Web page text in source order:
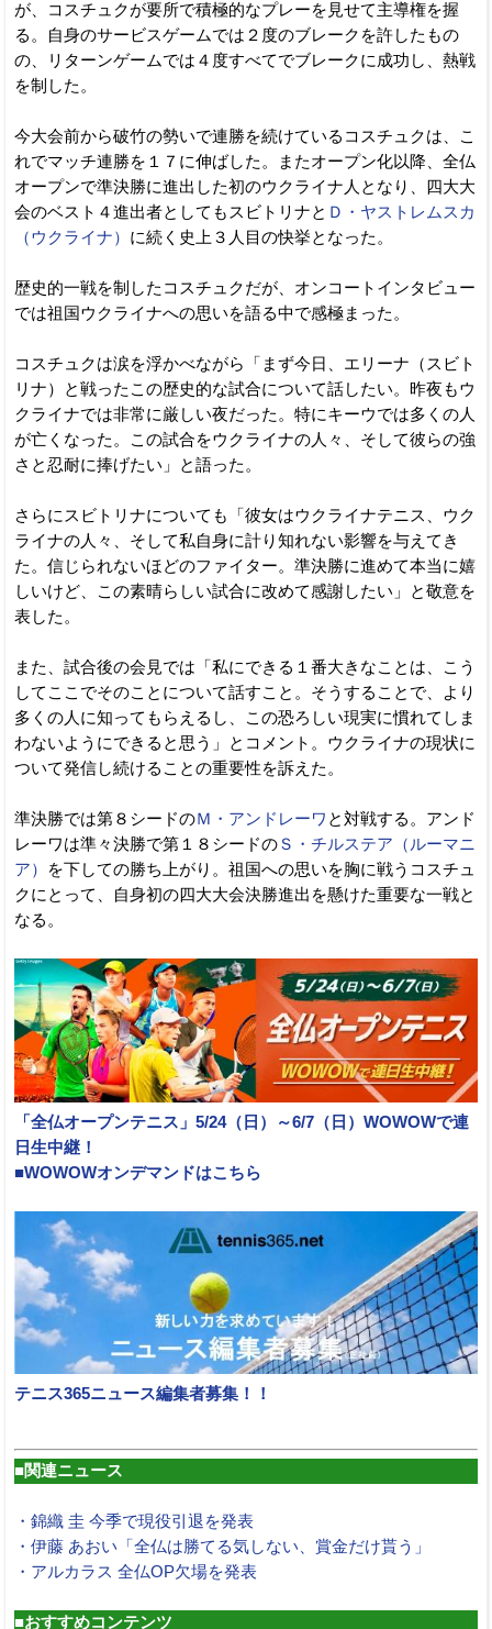
が、コスチュクが要所で積極的なプレーを見せて主導権を握
る。自身のサービスゲームでは２度のブレークを許したもの
の、リターンゲームでは４度すべてでブレークに成功し、熱戦
を制した。
今大会前から破竹の勢いで連勝を続けているコスチュクは、こ
れでマッチ連勝を１７に伸ばした。またオープン化以降、全仏
オープンで準決勝に進出した初のウクライナ人となり、四大大
会のベスト４進出者としてもスビトリナと Ｄ・ヤストレムスカ
（ウクライナ） に続く史上３人目の快挙となった。
歴史的一戦を制したコスチュクだが、オンコートインタビュー
では祖国ウクライナへの思いを語る中で感極まった。
コスチュクは涙を浮かべながら「まず今日、エリーナ（スビト
リナ）と戦ったこの歴史的な試合について話したい。昨夜もウ
クライナでは非常に厳しい夜だった。特にキーウでは多くの人
が亡くなった。この試合をウクライナの人々、そして彼らの強
さと忍耐に捧げたい」と語った。
さらにスビトリナについても「彼女はウクライナテニス、ウク
ライナの人々、そして私自身に計り知れない影響を与えてき
た。信じられないほどのファイター。準決勝に進めて本当に嬉
しいけど、この素晴らしい試合に改めて感謝したい」と敬意を
表した。
また、試合後の会見では「私にできる１番大きなことは、こう
してここでそのことについて話すこと。そうすることで、より
多くの人に知ってもらえるし、この恐ろしい現実に慣れてしま
わないようにできると思う」とコメント。ウクライナの現状に
ついて発信し続けることの重要性を訴えた。
準決勝では第８シードのＭ・アンドレーワ と対戦する。アンド
レーワは準々決勝で第１８シードのＳ・チルステア（ルーマニ
ア）
を下しての勝ち上がり。祖国への思いを胸に戦うコスチュ
クにとって、自身初の四大大会決勝進出を懸けた重要な一戦と
なる。
「全仏オープンテニス」5/24（日）～6/7（日）WOWOWで連
日生中継！
■WOWOWオンデマンドはこちら
テニス365ニュース編集者募集！！
■関連ニュース
・錦織 圭 今季で現役引退を発表
・伊藤 あおい「全仏は勝てる気しない、賞金だけ貰う」
・アルカラス 全仏OP欠場を発表
■おすすめコンテンツ